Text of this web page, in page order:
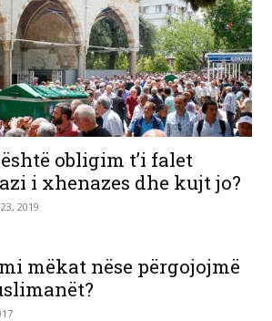
obligim t’i falet
i xhenazes dhe kujt jo?
2019
mëkat nëse përgojojmë